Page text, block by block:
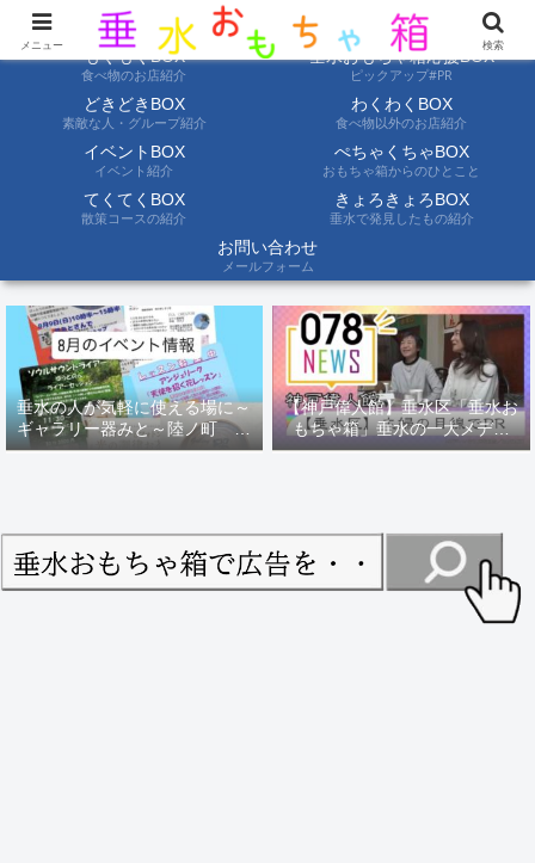
ようこそ垂水おもちゃ箱へ。垂水の情報を自分たちの目でみて聞いて伝えます
もぐもぐBOX
食べ物のお店紹介
垂水おもちゃ箱応援BOX
ピックアップ#PR
どきどきBOX
素敵な人・グループ紹介
わくわくBOX
食べ物以外のお店紹介
イベントBOX
イベント紹介
ぺちゃくちゃBOX
おもちゃ箱からのひとこと
てくてくBOX
散策コースの紹介
きょろきょろBOX
垂水で発見したもの紹介
お問い合わせ
メールフォーム
垂水の人が気軽に使える場に～
ギャラリー器みと～陸ノ町 ８
月のイベント情報
【神戸偉人館】垂水区「垂水お
もちゃ箱」垂水の一大メディ
ア！？｜神戸の魅力を凸インタ
メニュー 検索